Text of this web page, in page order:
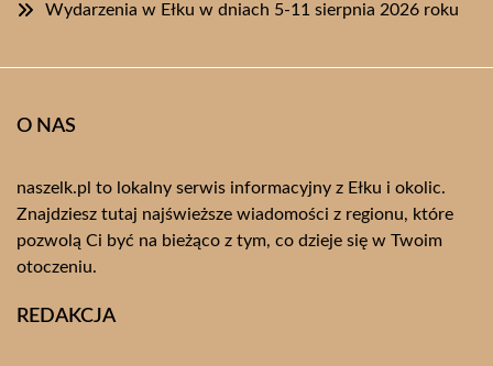
Wydarzenia w Ełku w dniach 5-11 sierpnia 2026 roku
O NAS
naszelk.pl to lokalny serwis informacyjny z Ełku i okolic.
Znajdziesz tutaj najświeższe wiadomości z regionu, które
pozwolą Ci być na bieżąco z tym, co dzieje się w Twoim
otoczeniu.
REDAKCJA